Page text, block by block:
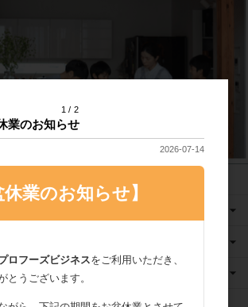
1 2
業のお知らせ
2026-07-14
休業のお知らせ】
ロフーズビジネスをご利用いただき、
とうございます。